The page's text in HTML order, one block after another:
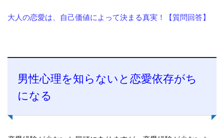
大人の恋愛は、自己価値によって決まる真実！【質問回答】
男性心理を知らないと恋愛依存がち
になる